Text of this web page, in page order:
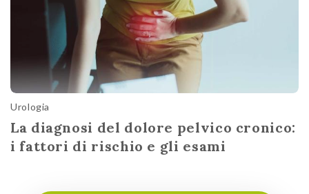
Urologia
La diagnosi del dolore pelvico cronico:
i fattori di rischio e gli esami